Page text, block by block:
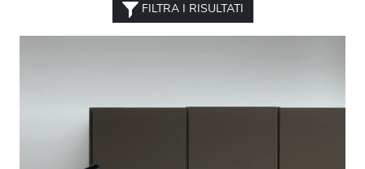
FILTRA I RISULTATI